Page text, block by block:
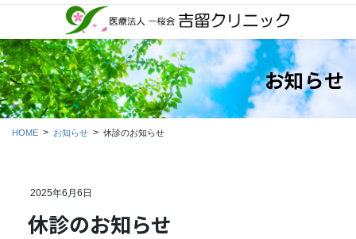
コ
テ
ン
ツ
に
移
ナ
ゲ
ー
シ
ョ
ン
お知らせ
HOME お知らせ 休診のお知らせ
2025年6月6日
休診のお知らせ